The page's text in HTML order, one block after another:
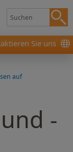
Sie uns
auf
-